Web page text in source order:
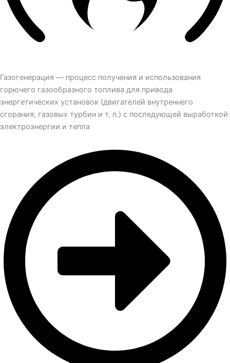
Газогенерация — процесс получения и использования
горючего газообразного топлива для привода
энергетических установок (двигателей внутреннего
сгорания, газовых турбин и т. п.) с последующей выработкой
электроэнергии и тепла